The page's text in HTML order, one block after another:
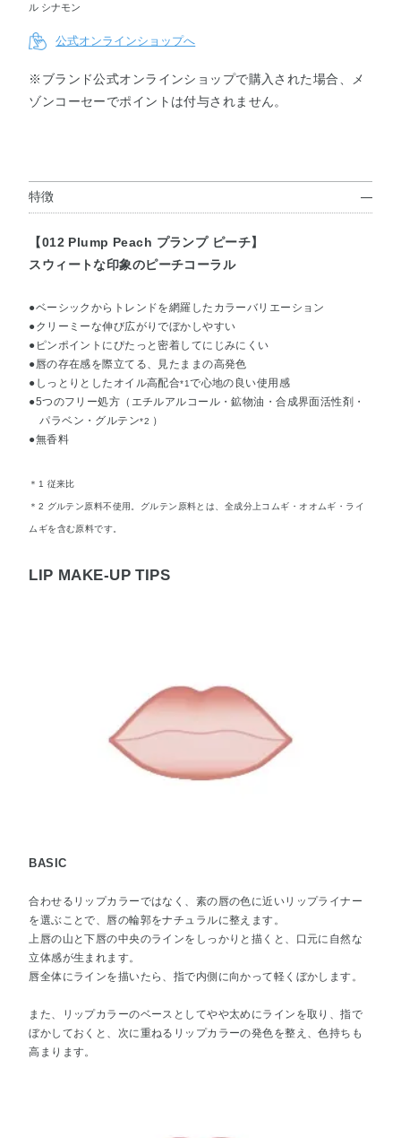
ル シナモン
公式オンラインショップへ
※ブランド公式オンラインショップで購入された場合、メ
ゾンコーセーでポイントは付与されません。
特徴
【012 Plump Peach プランプ ピーチ】
スウィートな印象のピーチコーラル
●ベーシックからトレンドを網羅したカラーバリエーション
●クリーミーな伸び広がりでぼかしやすい
●ピンポイントにぴたっと密着してにじみにくい
●唇の存在感を際立てる、見たままの高発色
●しっとりとしたオイル高配合*1で心地の良い使用感
●5つのフリー処方（エチルアルコール・鉱物油・合成界面活性剤・
パラベン・グルテン*2 ）
●無香料
＊1 従来比
＊2 グルテン原料不使用。グルテン原料とは、全成分上コムギ・オオムギ・ライ
ムギを含む原料です。
LIP MAKE-UP TIPS
BASIC
合わせるリップカラーではなく、素の唇の色に近いリップライナー
を選ぶことで、唇の輪郭をナチュラルに整えます。
上唇の山と下唇の中央のラインをしっかりと描くと、口元に自然な
立体感が生まれます。
唇全体にラインを描いたら、指で内側に向かって軽くぼかします。
また、リップカラーのベースとしてやや太めにラインを取り、指で
ぼかしておくと、次に重ねるリップカラーの発色を整え、色持ちも
高まります。